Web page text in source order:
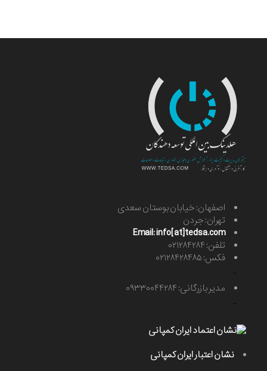
اصفهان: خیابان بوستان سعدی
تهران: جردن
Email: info[at]tedsa.com
تلفن: ۰۲۱۲۸۴۲۸۴
فکس: ۰۲۱۲۸۴۲۸۴۸۵
مدیر بازرگانی: ۰۹۳۳۰۰۴۴۲۸۴
نشان اعتبار ایران کمپانی